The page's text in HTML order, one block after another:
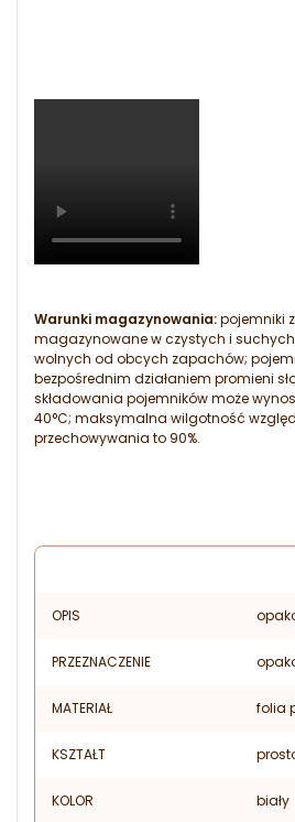
Warunki magazynowania:pojemniki
magazynowane w czystych i
wolnych od obcych zapachów;
bezpośrednim działaniem promieni
składowania pojemników może
40°C; maksymalna wilgotność
przechowywania to 90%.
OPIS
PRZEZNACZENIE
MATERIAŁ folia
KSZTAŁT
KOLOR biały